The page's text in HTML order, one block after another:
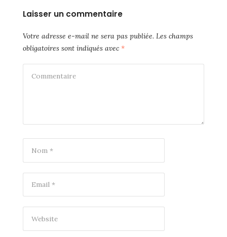
Laisser un commentaire
Votre adresse e-mail ne sera pas publiée. Les champs
obligatoires sont indiqués avec *